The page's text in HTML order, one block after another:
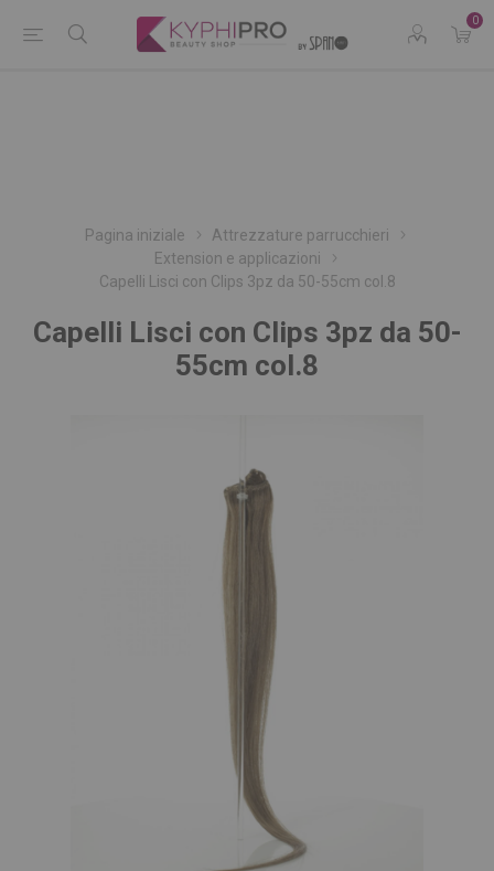
0
Pagina iniziale
Attrezzature parrucchieri
Extension e applicazioni
Capelli Lisci con Clips 3pz da 50-55cm col.8
Capelli Lisci con Clips 3pz da 50-
55cm col.8